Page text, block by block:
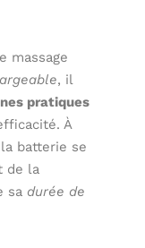
massage
, il
pratiques
À
batterie se
de la
sa durée de